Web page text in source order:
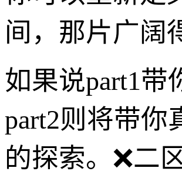
间，那片广阔
如果说part1带
part2则将带
的探索。❌二